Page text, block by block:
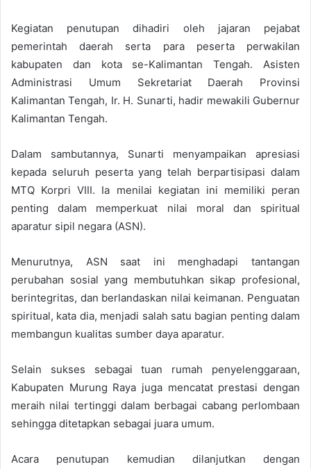
Kegiatan penutupan dihadiri oleh jajaran pejabat
pemerintah daerah serta para peserta perwakilan
kabupaten dan kota se-Kalimantan Tengah. Asisten
Administrasi Umum Sekretariat Daerah Provinsi
Kalimantan Tengah, Ir. H. Sunarti, hadir mewakili Gubernur
Kalimantan Tengah.
Dalam sambutannya, Sunarti menyampaikan apresiasi
kepada seluruh peserta yang telah berpartisipasi dalam
MTQ Korpri VIII. Ia menilai kegiatan ini memiliki peran
penting dalam memperkuat nilai moral dan spiritual
aparatur sipil negara (ASN).
Menurutnya, ASN saat ini menghadapi tantangan
perubahan sosial yang membutuhkan sikap profesional,
berintegritas, dan berlandaskan nilai keimanan. Penguatan
spiritual, kata dia, menjadi salah satu bagian penting dalam
membangun kualitas sumber daya aparatur.
Selain sukses sebagai tuan rumah penyelenggaraan,
Kabupaten Murung Raya juga mencatat prestasi dengan
meraih nilai tertinggi dalam berbagai cabang perlombaan
sehingga ditetapkan sebagai juara umum.
Acara penutupan kemudian dilanjutkan dengan